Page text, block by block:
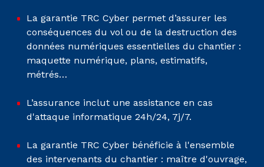
La garantie TRC Cyber permet d’assurer les
conséquences du vol ou de la destruction des
données numériques essentielles du chantier :
maquette numérique, plans, estimatifs,
métrés…
L’assurance inclut une assistance en cas
d'attaque informatique 24h/24, 7j/7.
La garantie TRC Cyber bénéficie à l'ensemble
des intervenants du chantier : maître d'ouvrage,